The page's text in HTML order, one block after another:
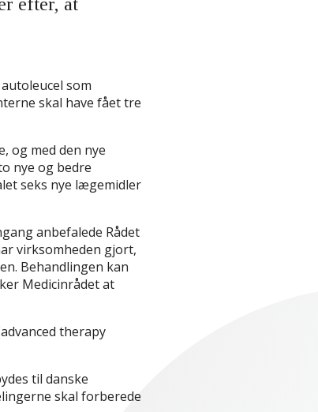
som
skal have fået tre
og med den nye
nye og bedre
seks nye lægemidler
anbefalede Rådet
virksomheden gjort,
Behandlingen kan
Medicinrådet at
therapy
til danske
skal forberede